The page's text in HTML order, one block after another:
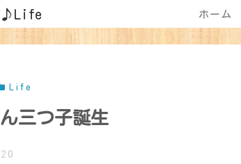
♪Life ホーム
Life
三つ子誕生